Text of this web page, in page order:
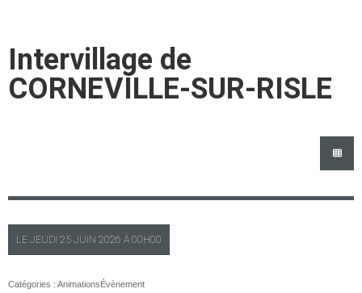
Intervillage de
CORNEVILLE-SUR-RISLE
LEJEUDI 25 JUIN 2026 À00H00
Catégories : AnimationsÉvènement